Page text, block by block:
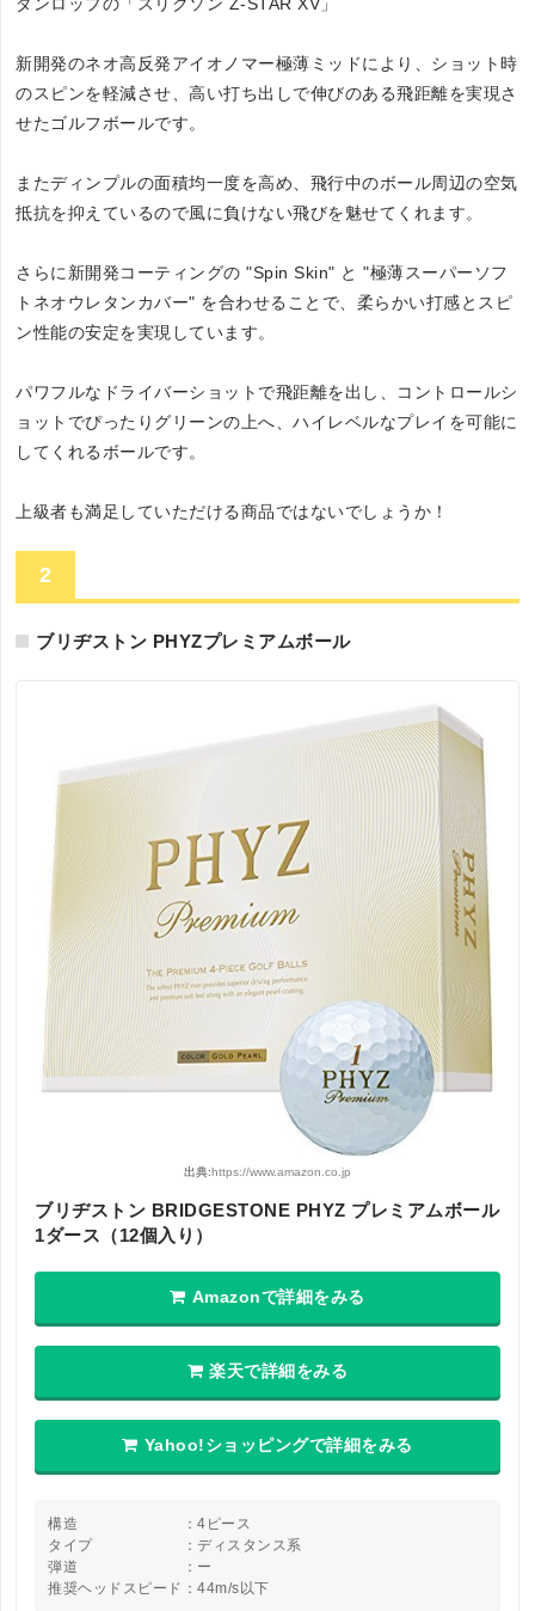
新開発のネオ高反発アイオノマー極薄ミッドにより、ショット時
のスピンを軽減させ、高い打ち出しで伸びのある飛距離を実現さ
せたゴルフボールです。
またディンプルの面積均一度を高め、飛行中のボール周辺の空気
抵抗を抑えているので風に負けない飛びを魅せてくれます。
さらに新開発コーティングの "Spin Skin" と "極薄スーパーソフ
トネオウレタンカバー" を合わせることで、柔らかい打感とスピ
ン性能の安定を実現しています。
パワフルなドライバーショットで飛距離を出し、コントロールシ
ョットでぴったりグリーンの上へ、ハイレベルなプレイを可能に
してくれるボールです。
上級者も満足していただける商品ではないでしょうか！
2
ブリヂストン PHYZプレミアムボール
出典:https://www.amazon.co.jp
ブリヂストン BRIDGESTONE PHYZ プレミアムボール
1ダース（12個入り）
Amazonで詳細をみる
楽天で詳細をみる
Yahoo!ショッピングで詳細をみる
構造 ：4ピース
タイプ ：ディスタンス系
弾道 ：ー
推奨ヘッドスピード：44m/s以下